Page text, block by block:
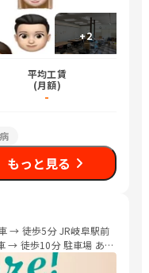
+2
平均工賃
(月額)
-
もっと見る
→ 徒歩5分 JR岐阜駅前
→ 徒歩10分 駐車場 あり